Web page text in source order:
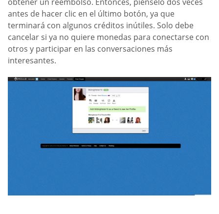
obtener un reembolso. Entonces, piénselo dos veces
antes de hacer clic en el último botón, ya que
terminará con algunos créditos inútiles. Solo debe
cancelar si ya no quiere monedas para conectarse con
otros y participar en las conversaciones más
interesantes.